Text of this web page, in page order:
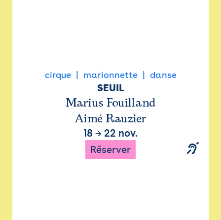
cirque marionnette danse
SEUIL
Marius Fouilland
Aimé Rauzier
18 → 22 nov.
Réserver